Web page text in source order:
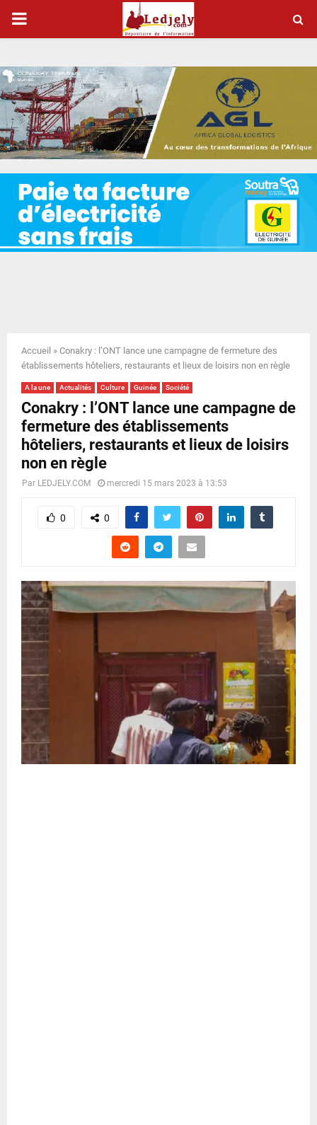
P
I
M
A
R
Y
N
U
Accueil » Conakry : l’ONT lance une campagne de fermeture des
établissements hôteliers, restaurants et lieux de loisirs non en règle
A la une Actualités Culture Guinée Société
Conakry : l’ONT lance une campagne de
fermeture des établissements
hôteliers, restaurants et lieux de loisirs
non en règle
Par LEDJELY.COM mercredi 15 mars 2023 à 13:53
0 0